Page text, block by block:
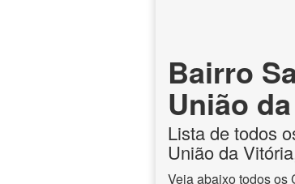
Bairro
União
Lista de todos
União da
Veja abaixo todos os